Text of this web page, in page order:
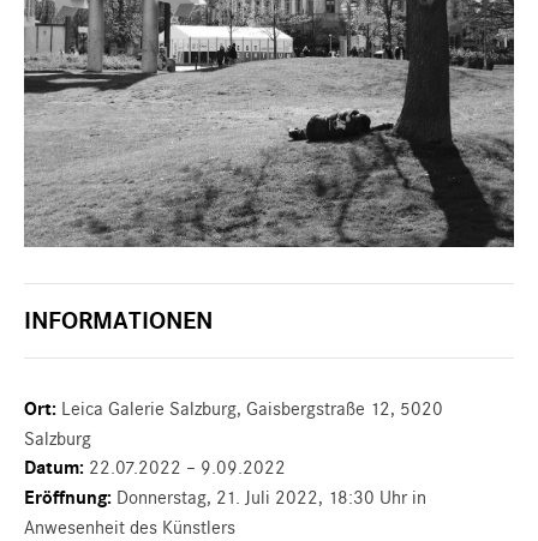
INFORMATIONEN
Ort: Leica Galerie Salzburg, Gaisbergstraße 12, 5020
Salzburg
Datum: 22.07.2022 – 9.09.2022
Eröffnung: Donnerstag, 21. Juli 2022, 18:30 Uhr in
Anwesenheit des Künstlers